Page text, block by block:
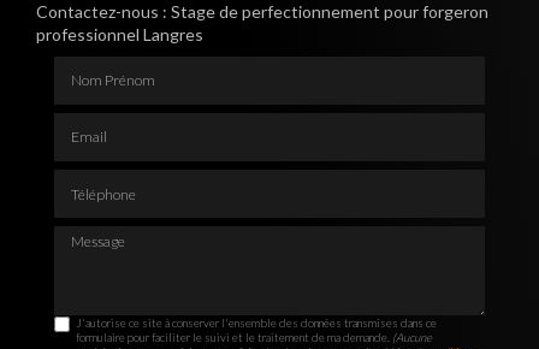
Contactez-nous : Stage de perfectionnement pour forgeron
professionnel Langres
Message
J'autorise ce site à conserver l'ensemble des données transmises dans ce
formulaire pour faciliter le suivi et le traitement de ma demande. (Aucune